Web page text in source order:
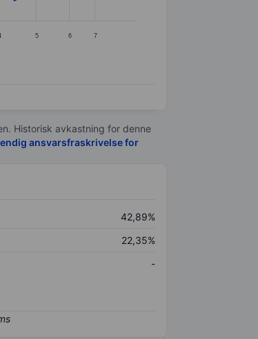
5 6 7
Historisk avkastning for denne
ansvarsfraskrivelse for
42,89%
22,35%
-